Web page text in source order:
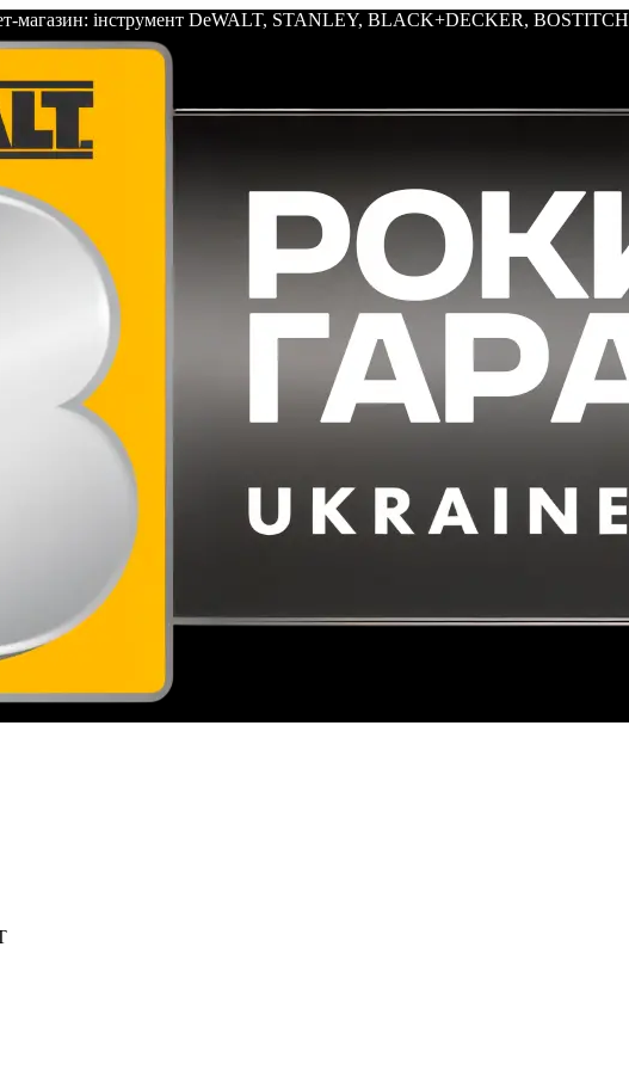
магазин: інструмент DeWALT, STANLEY, BLACK+DECKER, BOSTITCH